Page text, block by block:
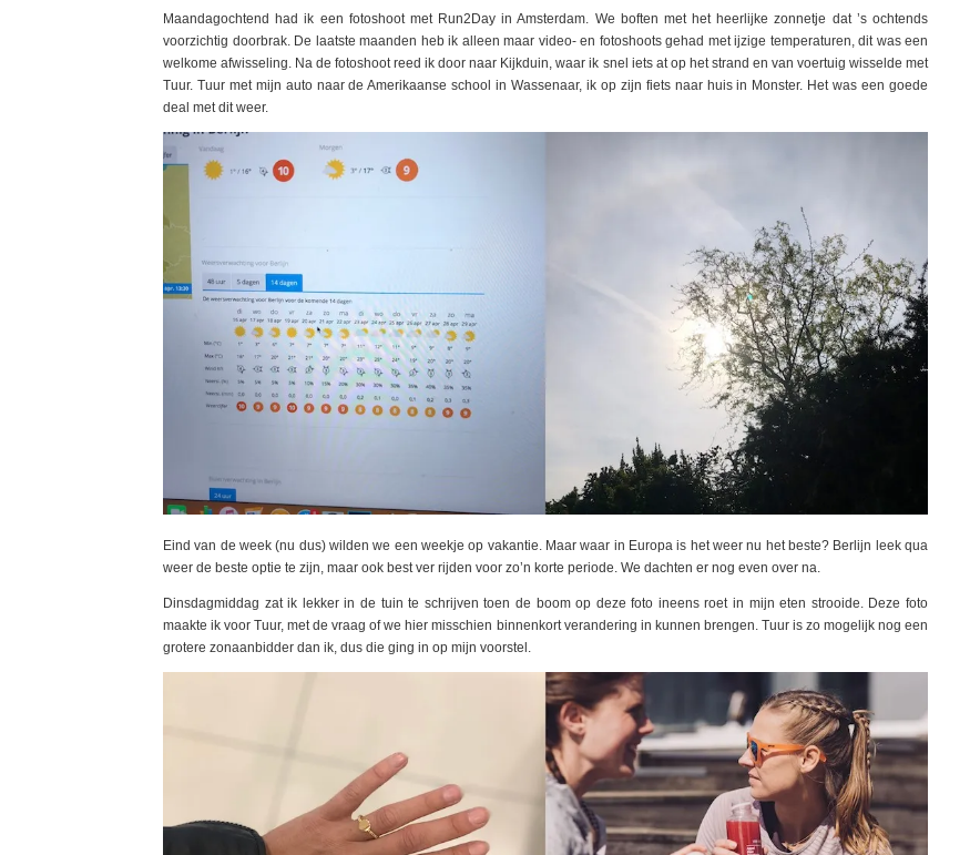
Maandagochtend had ik een fotoshoot met Run2Day in Amsterdam. We boften met het heerlijke zonnetje dat ’s ochtends
voorzichtig doorbrak. De laatste maanden heb ik alleen maar video- en fotoshoots gehad met ijzige temperaturen, dit was een
welkome afwisseling. Na de fotoshoot reed ik door naar Kijkduin, waar ik snel iets at op het strand en van voertuig wisselde met
Tuur. Tuur met mijn auto naar de Amerikaanse school in Wassenaar, ik op zijn fiets naar huis in Monster. Het was een goede
deal met dit weer.
Eind van de week (nu dus) wilden we een weekje op vakantie. Maar waar in Europa is het weer nu het beste? Berlijn leek qua
weer de beste optie te zijn, maar ook best ver rijden voor zo’n korte periode. We dachten er nog even over na.
Dinsdagmiddag zat ik lekker in de tuin te schrijven toen de boom op deze foto ineens roet in mijn eten strooide. Deze foto
maakte ik voor Tuur, met de vraag of we hier misschien binnenkort verandering in kunnen brengen. Tuur is zo mogelijk nog een
grotere zonaanbidder dan ik, dus die ging in op mijn voorstel.